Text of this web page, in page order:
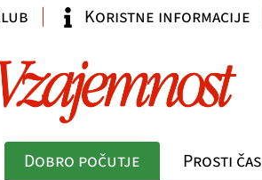
Dobro počutje Prosti čas
Koristne informacije